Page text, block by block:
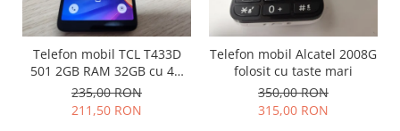
Allview
Asus
Lenovo
Telefon mobil TCL T433D
501 2GB RAM 32GB cu 4G
impecabil
235,00 RON
211,50 RON
Telefon mobil Alcatel 2008G
folosit cu taste mari
350,00 RON
315,00 RON